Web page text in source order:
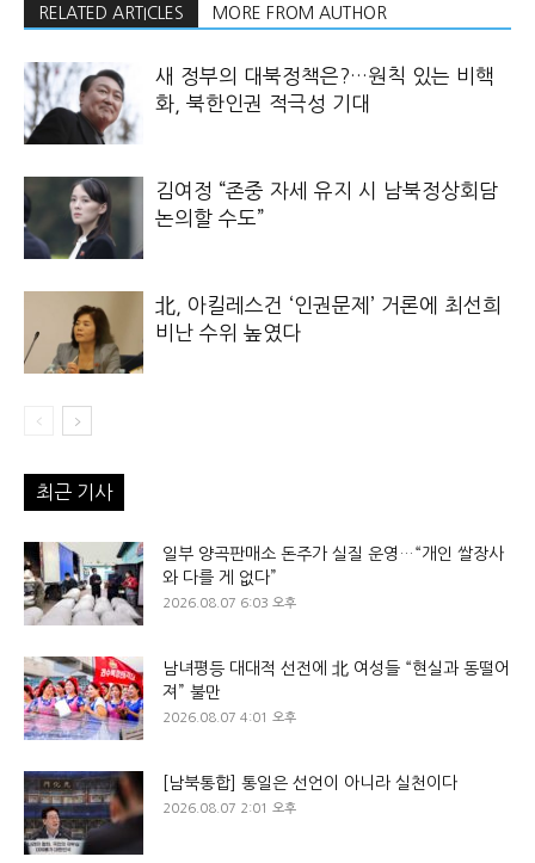
RELATED ARTICLES MORE FROM AUTHOR
새 정부의 대북정책은?…원칙 있는 비핵
화, 북한인권 적극성 기대
김여정 “존중 자세 유지 시 남북정상회담
논의할 수도”
北, 아킬레스건 ‘인권문제’ 거론에 최선희
비난 수위 높였다
최근 기사
일부 양곡판매소 돈주가 실질 운영…“개인 쌀장사
와 다를 게 없다”
2026.08.07 6:03 오후
남녀평등 대대적 선전에 北 여성들 “현실과 동떨어
져” 불만
2026.08.07 4:01 오후
[남북통합] 통일은 선언이 아니라 실천이다
2026.08.07 2:01 오후